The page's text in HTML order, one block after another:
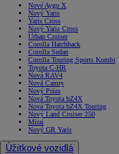
Nové Aygo X
Nový Yaris
Yaris Cross
Nový Yaris Cross
Urban Cruiser
Corolla Hatchback
Corolla Sedan
Corolla Touring Sports Kombi
Toyota C-HR
Nová RAV4
Nová Camry
Nový Prius
Nová Toyota bZ4X
Nová Toyota bZ4X Touring
Nový Land Cruiser 250
Mirai
Nový GR Yaris
Úžitkové vozidlá